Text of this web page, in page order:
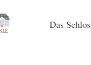
Das